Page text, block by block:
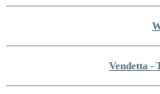
Vendetta -